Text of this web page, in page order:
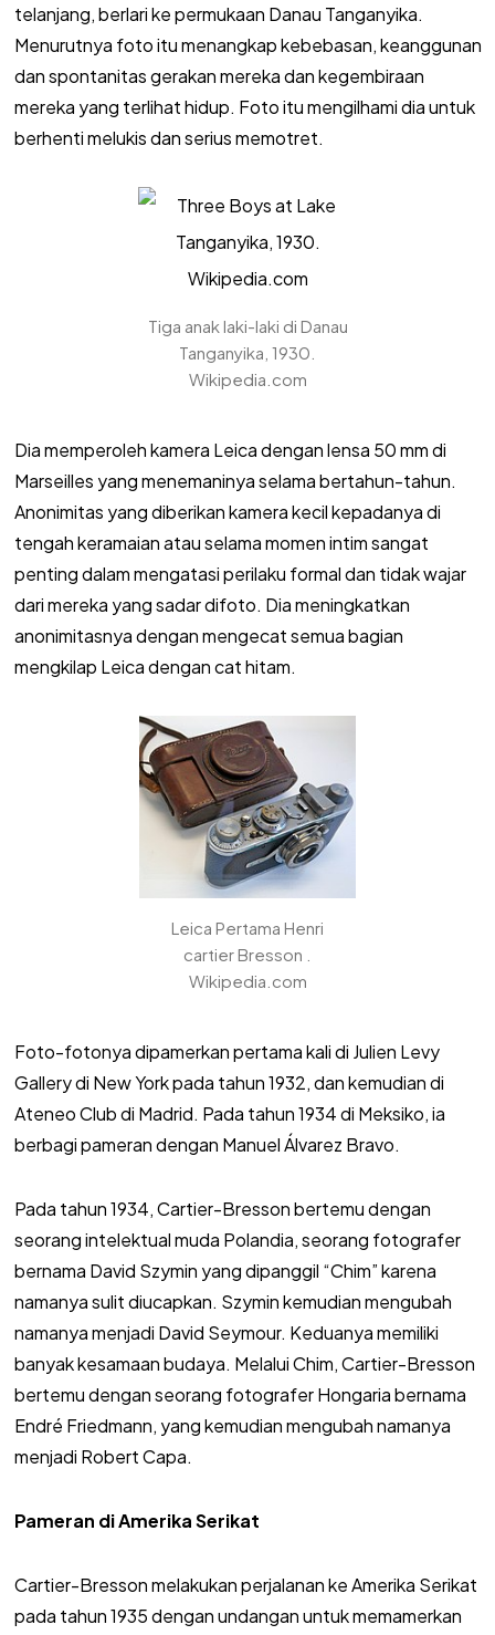
telanjang, berlari ke permukaan Danau Tanganyika.
Menurutnya foto itu menangkap kebebasan, keanggunan
dan spontanitas gerakan mereka dan kegembiraan
mereka yang terlihat hidup. Foto itu mengilhami dia untuk
berhenti melukis dan serius memotret.
Tiga anak laki-laki di Danau
Tanganyika, 1930.
Wikipedia.com
Dia memperoleh kamera Leica dengan lensa 50 mm di
Marseilles yang menemaninya selama bertahun-tahun.
Anonimitas yang diberikan kamera kecil kepadanya di
tengah keramaian atau selama momen intim sangat
penting dalam mengatasi perilaku formal dan tidak wajar
dari mereka yang sadar difoto. Dia meningkatkan
anonimitasnya dengan mengecat semua bagian
mengkilap Leica dengan cat hitam.
Leica Pertama Henri
cartier Bresson .
Wikipedia.com
Foto-fotonya dipamerkan pertama kali di Julien Levy
Gallery di New York pada tahun 1932, dan kemudian di
Ateneo Club di Madrid. Pada tahun 1934 di Meksiko, ia
berbagi pameran dengan Manuel Álvarez Bravo.
Pada tahun 1934, Cartier-Bresson bertemu dengan
seorang intelektual muda Polandia, seorang fotografer
bernama David Szymin yang dipanggil “Chim” karena
namanya sulit diucapkan. Szymin kemudian mengubah
namanya menjadi David Seymour. Keduanya memiliki
banyak kesamaan budaya. Melalui Chim, Cartier-Bresson
bertemu dengan seorang fotografer Hongaria bernama
Endré Friedmann, yang kemudian mengubah namanya
menjadi Robert Capa.
Pameran di Amerika Serikat
Cartier-Bresson melakukan perjalanan ke Amerika Serikat
pada tahun 1935 dengan undangan untuk memamerkan